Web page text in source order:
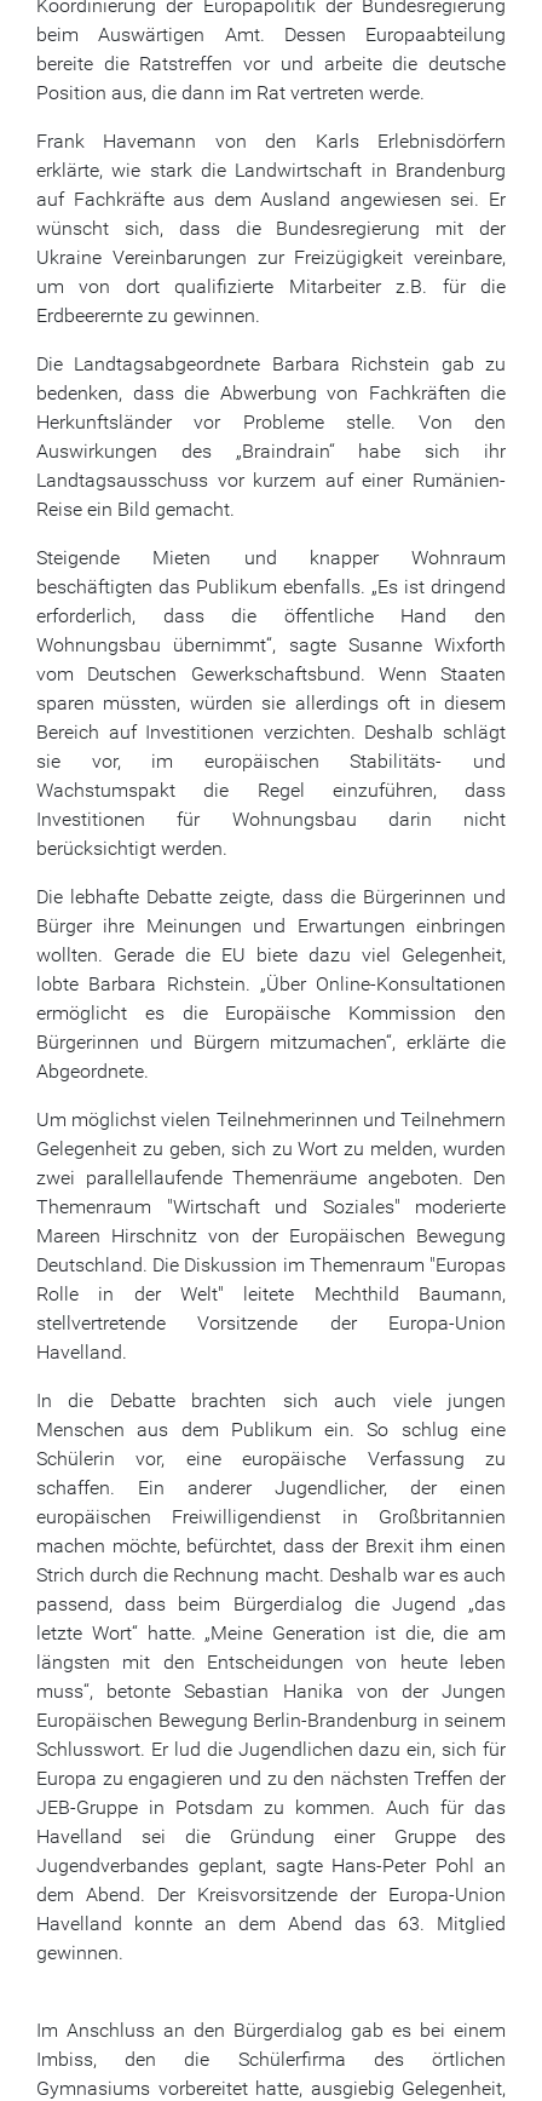
Koordinierung der Europapolitik der Bundesregierung
beim Auswärtigen Amt. Dessen Europaabteilung
bereite die Ratstreffen vor und arbeite die deutsche
Position aus, die dann im Rat vertreten werde.
Frank Havemann von den Karls Erlebnisdörfern
erklärte, wie stark die Landwirtschaft in Brandenburg
auf Fachkräfte aus dem Ausland angewiesen sei. Er
wünscht sich, dass die Bundesregierung mit der
Ukraine Vereinbarungen zur Freizügigkeit vereinbare,
um von dort qualifizierte Mitarbeiter z.B. für die
Erdbeerernte zu gewinnen.
Die Landtagsabgeordnete Barbara Richstein gab zu
bedenken, dass die Abwerbung von Fachkräften die
Herkunftsländer vor Probleme stelle. Von den
Auswirkungen des „Braindrain“ habe sich ihr
Landtagsausschuss vor kurzem auf einer Rumänien-
Reise ein Bild gemacht.
Steigende Mieten und knapper Wohnraum
beschäftigten das Publikum ebenfalls. „Es ist dringend
erforderlich, dass die öffentliche Hand den
Wohnungsbau übernimmt“, sagte Susanne Wixforth
vom Deutschen Gewerkschaftsbund. Wenn Staaten
sparen müssten, würden sie allerdings oft in diesem
Bereich auf Investitionen verzichten. Deshalb schlägt
sie vor, im europäischen Stabilitäts- und
Wachstumspakt die Regel einzuführen, dass
Investitionen für Wohnungsbau darin nicht
berücksichtigt werden.
Die lebhafte Debatte zeigte, dass die Bürgerinnen und
Bürger ihre Meinungen und Erwartungen einbringen
wollten. Gerade die EU biete dazu viel Gelegenheit,
lobte Barbara Richstein. „Über Online-Konsultationen
ermöglicht es die Europäische Kommission den
Bürgerinnen und Bürgern mitzumachen“, erklärte die
Abgeordnete.
Um möglichst vielen Teilnehmerinnen und Teilnehmern
Gelegenheit zu geben, sich zu Wort zu melden, wurden
zwei parallellaufende Themenräume angeboten. Den
Themenraum "Wirtschaft und Soziales" moderierte
Mareen Hirschnitz von der Europäischen Bewegung
Deutschland. Die Diskussion im Themenraum "Europas
Rolle in der Welt" leitete Mechthild Baumann,
stellvertretende Vorsitzende der Europa-Union
Havelland.
In die Debatte brachten sich auch viele jungen
Menschen aus dem Publikum ein. So schlug eine
Schülerin vor, eine europäische Verfassung zu
schaffen. Ein anderer Jugendlicher, der einen
europäischen Freiwilligendienst in Großbritannien
machen möchte, befürchtet, dass der Brexit ihm einen
Strich durch die Rechnung macht. Deshalb war es auch
passend, dass beim Bürgerdialog die Jugend „das
letzte Wort“ hatte. „Meine Generation ist die, die am
längsten mit den Entscheidungen von heute leben
muss“, betonte Sebastian Hanika von der Jungen
Europäischen Bewegung Berlin-Brandenburg in seinem
Schlusswort. Er lud die Jugendlichen dazu ein, sich für
Europa zu engagieren und zu den nächsten Treffen der
JEB-Gruppe in Potsdam zu kommen. Auch für das
Havelland sei die Gründung einer Gruppe des
Jugendverbandes geplant, sagte Hans-Peter Pohl an
dem Abend. Der Kreisvorsitzende der Europa-Union
Havelland konnte an dem Abend das 63. Mitglied
gewinnen.
Im Anschluss an den Bürgerdialog gab es bei einem
Imbiss, den die Schülerfirma des örtlichen
Gymnasiums vorbereitet hatte, ausgiebig Gelegenheit,